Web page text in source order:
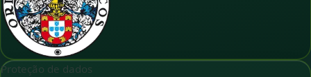
Proteção de dados